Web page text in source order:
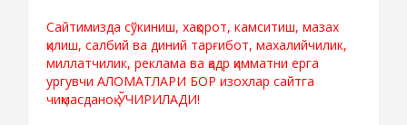
Сайтимизда сўкиниш, хақорот, камситиш, мазах
қилиш, салбий ва диний тарғибот, махалийчилик,
миллатчилик, реклама ва қадр қимматни ерга
ургувчи АЛОМАТЛАРИ БОР изохлар сайтга
чиқмасданоқ ЎЧИРИЛАДИ!